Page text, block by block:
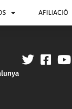
AFILIACIÓ